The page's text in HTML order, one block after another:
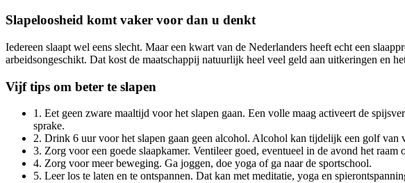
Slapeloosheid komt vaker voor dan u denkt
Iedereen slaapt wel eens slecht. Maar een kwart van de Nederlanders heeft echt een
arbeidsongeschikt. Dat kost de maatschappij natuurlijk heel veel geld aan uitkeringen en
Vijf tips om beter te slapen
1. Eet geen zware maaltijd voor het slapen gaan. Een volle maag activeert de
sprake.
2. Drink 6 uur voor het slapen gaan geen alcohol. Alcohol kan tijdelijk een golf van
3. Zorg voor een goede slaapkamer. Ventileer goed, eventueel in de avond het raam
4. Zorg voor meer beweging. Ga joggen, doe yoga of ga naar de sportschool.
5. Leer los te laten en te ontspannen. Dat kan met meditatie, yoga en